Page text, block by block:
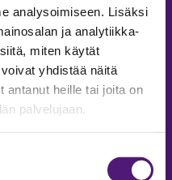
analysoimiseen. Lisäksi
ja analytiikka-
miten käytät
yhdistää näitä
antanut heille tai joita on
palvelujaan.